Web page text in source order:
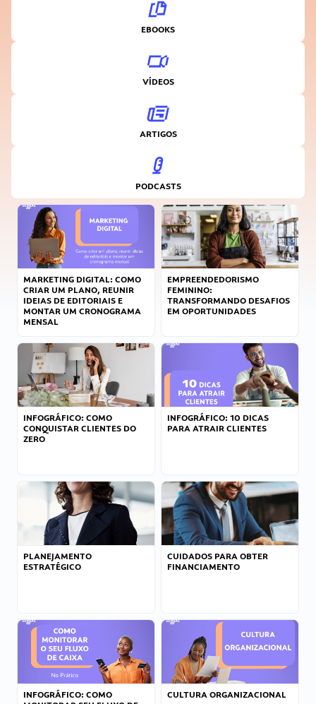
EBOOKS
VÍDEOS
ARTIGOS
PODCASTS
MARKETING DIGITAL: COMO
CRIAR UM PLANO, REUNIR
IDEIAS DE EDITORIAIS E
MONTAR UM CRONOGRAMA
MENSAL
EMPREENDEDORISMO
FEMININO:
TRANSFORMANDO DESAFIOS
EM OPORTUNIDADES
INFOGRÁFICO: COMO
CONQUISTAR CLIENTES DO
ZERO
INFOGRÁFICO: 10 DICAS
PARA ATRAIR CLIENTES
PLANEJAMENTO
ESTRATÉGICO
CUIDADOS PARA OBTER
FINANCIAMENTO
INFOGRÁFICO: COMO
CULTURA ORGANIZACIONAL